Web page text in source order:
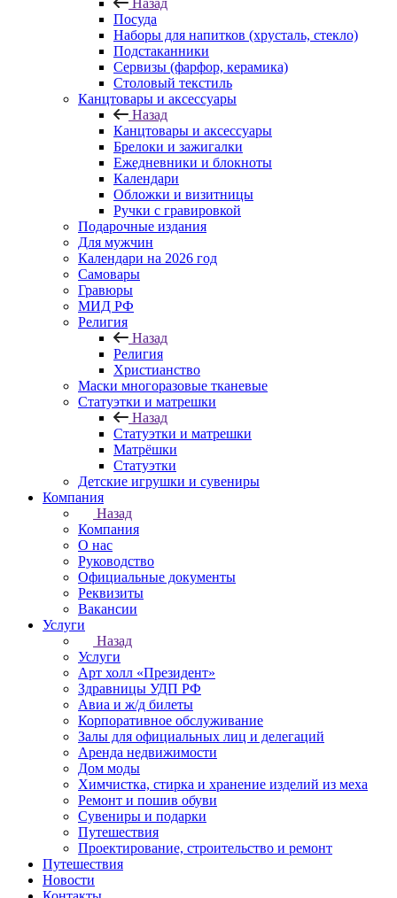
Назад
Посуда
Наборы для напитков (хрусталь, стекло)
Подстаканники
Сервизы (фарфор, керамика)
Столовый текстиль
Канцтовары и аксессуары
Назад
Канцтовары и аксессуары
Брелоки и зажигалки
Ежедневники и блокноты
Календари
Обложки и визитницы
Ручки с гравировкой
Подарочные издания
Для мужчин
Календари на 2026 год
Самовары
Гравюры
МИД РФ
Религия
Назад
Религия
Христианство
Маски многоразовые тканевые
Статуэтки и матрешки
Назад
Статуэтки и матрешки
Матрёшки
Статуэтки
Детские игрушки и сувениры
Компания
Назад
Компания
О нас
Руководство
Официальные документы
Реквизиты
Вакансии
Услуги
Назад
Услуги
Арт холл «Президент»
Здравницы УДП РФ
Авиа и ж/д билеты
Корпоративное обслуживание
Залы для официальных лиц и делегаций
Аренда недвижимости
Дом моды
Химчистка, стирка и хранение изделий из меха
Ремонт и пошив обуви
Сувениры и подарки
Путешествия
Проектирование, строительство и ремонт
Путешествия
Новости